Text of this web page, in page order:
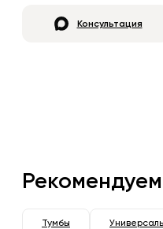
Консультация
Тумбы